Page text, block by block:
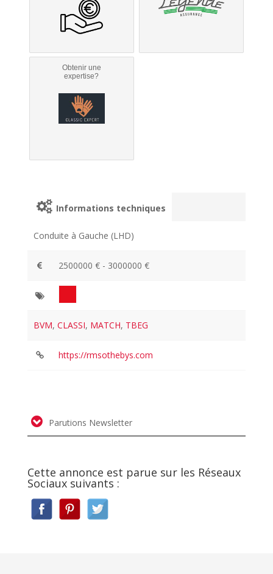
Obtenir une
expertise?
Informations techniques
Conduite à Gauche (LHD)
2500000 € - 3000000 €
BVM,CLASSI, MATCH, TBEG
https://rmsothebys.com
Parutions Newsletter
Cette annonce est parue sur les Réseaux
Sociaux suivants :